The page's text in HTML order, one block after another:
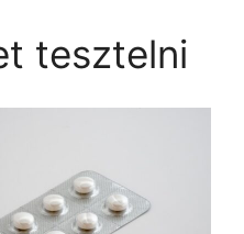
tesztelni